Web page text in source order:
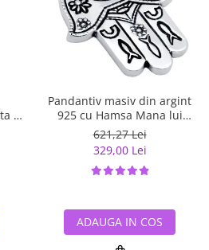
-
Pandantiv masiv din argint
925 cu Hamsa Mana lui
Fatima
621,27 Lei
329,00 Lei
ADAUGA IN COS